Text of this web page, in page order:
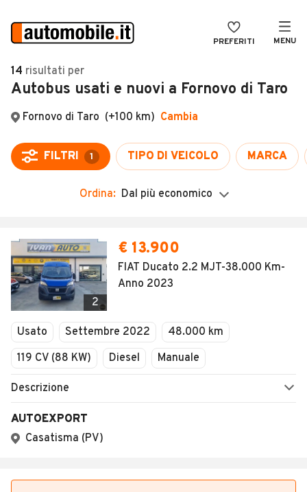
PREFERITI MENU
Auto
Auto usate
Auto Km 0
Auto Nuove
Noleggio a lungo termine
Moto
Camper
Veicoli Commerciali
Concessionari
VENDI
MAGAZINE
ACCEDI
14 risultati per
Autobus usati e nuovi a Fornovo di Taro
Ordina: Dal più economico
2
€ 13.900
FIAT Ducato 2.2 MJT-38.000 Km-
Anno 2023
Usato Settembre 2022
48.000 km
119 CV (88 KW)
Diesel Manuale
Descrizione
AUTOEXPORT
Casatisma (PV)